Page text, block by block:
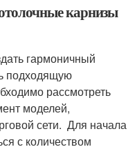
карнизы
гармоничный
подходящую
рассмотреть
моделей,
сети. Для начала
с количеством